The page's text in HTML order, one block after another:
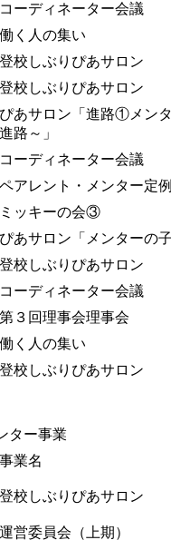
コーディネーター会議
働く人の集い
登校しぶりぴあサロン
登校しぶりぴあサロン
ぴあサロン「進路①メン
進路～」
コーディネーター会議
ペアレント・メンター定
ミッキーの会③
ぴあサロン「メンターの
登校しぶりぴあサロン
コーディネーター会議
第３回理事会理事会
働く人の集い
登校しぶりぴあサロン
ター事業
事業名
登校しぶりぴあサロン
運営委員会（上期）